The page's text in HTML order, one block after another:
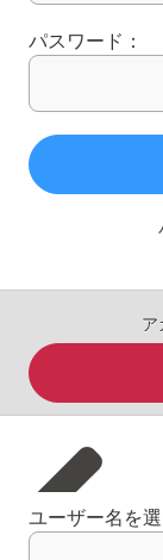
パスワード：
ア
ユーザー名を